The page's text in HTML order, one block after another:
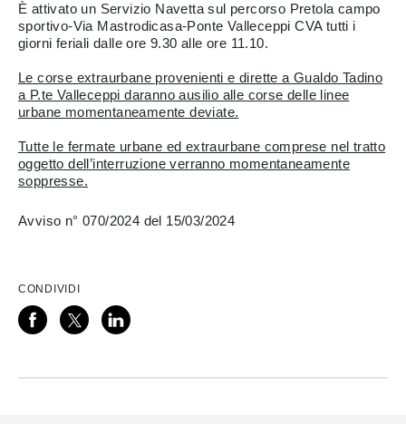
È attivato un Servizio Navetta sul percorso Pretola campo
sportivo-Via Mastrodicasa-Ponte Valleceppi CVA tutti i
giorni feriali dalle ore 9.30 alle ore 11.10.
Le corse extraurbane provenienti e dirette a Gualdo Tadino
a P.te Valleceppi daranno ausilio alle corse delle linee
urbane momentaneamente deviate.
Tutte le fermate urbane ed extraurbane comprese nel tratto
oggetto dell’interruzione verranno momentaneamente
soppresse.
Avviso n° 070/2024 del 15/03/2024
CONDIVIDI